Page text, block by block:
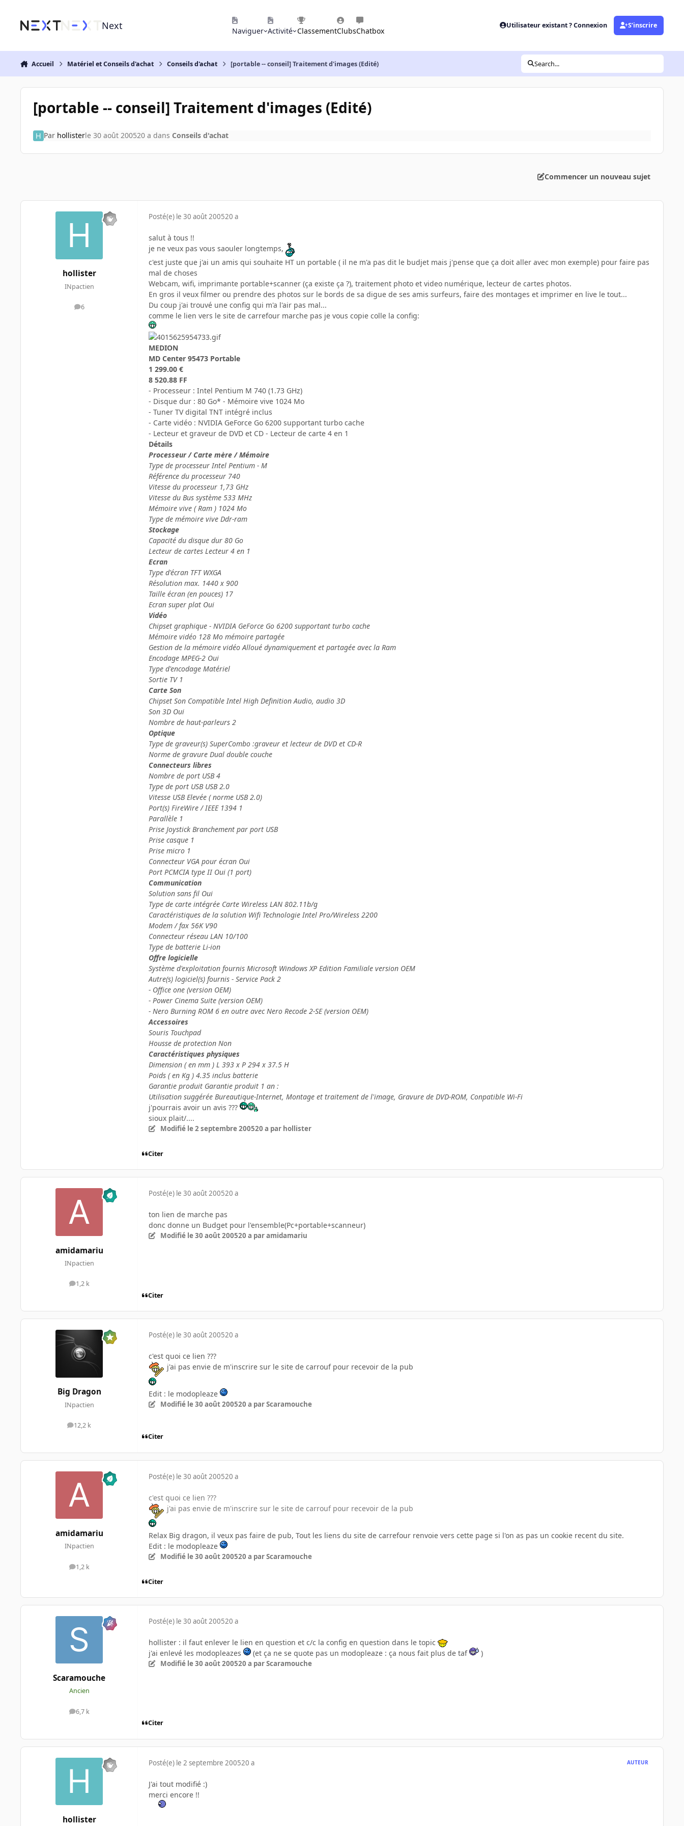
Next Naviguer Activité ClassementClubsChatbox
Utilisateur existant ? Connexion S’inscrire
Accueil Matériel et Conseils d'achat Conseils d'achat [portable -- conseil] Traitement d'images (Edité) Search...
[portable -- conseil] Traitement d'images (Edité)
Par hollisterle 30 août 200520 a dans Conseils d'achat
Commencer un nouveau sujet
hollister
INpactien
6
messages
Posté(e) le 30 août 200520 a
salut à tous !!
je ne veux pas vous saouler longtemps,
c'est juste que j'ai un amis qui souhaite HT un portable ( il ne m'a pas dit le budjet mais j'pense que ça doit aller avec mon exemple) pour faire pas
mal de choses
Webcam, wifi, imprimante portable+scanner (ça existe ça ?), traitement photo et video numérique, lecteur de cartes photos.
En gros il veux filmer ou prendre des photos sur le bords de sa digue de ses amis surfeurs, faire des montages et imprimer en live le tout...
Du coup j'ai trouvé une config qui m'a l'air pas mal...
comme le lien vers le site de carrefour marche pas je vous copie colle la config:
MEDION
MD Center 95473 Portable
1 299.00 €
8 520.88 FF
- Processeur : Intel Pentium M 740 (1.73 GHz)
- Disque dur : 80 Go* - Mémoire vive 1024 Mo
- Tuner TV digital TNT intégré inclus
- Carte vidéo : NVIDIA GeForce Go 6200 supportant turbo cache
- Lecteur et graveur de DVD et CD - Lecteur de carte 4 en 1
Détails
Processeur / Carte mère / Mémoire
Type de processeur Intel Pentium - M
Référence du processeur 740
Vitesse du processeur 1,73 GHz
Vitesse du Bus système 533 MHz
Mémoire vive ( Ram ) 1024 Mo
Type de mémoire vive Ddr-ram
Stockage
Capacité du disque dur 80 Go
Lecteur de cartes Lecteur 4 en 1
Ecran
Type d'écran TFT WXGA
Résolution max. 1440 x 900
Taille écran (en pouces) 17
Ecran super plat Oui
Vidéo
Chipset graphique - NVIDIA GeForce Go 6200 supportant turbo cache
Mémoire vidéo 128 Mo mémoire partagée
Gestion de la mémoire vidéo Alloué dynamiquement et partagée avec la Ram
Encodage MPEG-2 Oui
Type d'encodage Matériel
Sortie TV 1
Carte Son
Chipset Son Compatible Intel High Definition Audio, audio 3D
Son 3D Oui
Nombre de haut-parleurs 2
Optique
Type de graveur(s) SuperCombo :graveur et lecteur de DVD et CD-R
Norme de gravure Dual double couche
Connecteurs libres
Nombre de port USB 4
Type de port USB USB 2.0
Vitesse USB Elevée ( norme USB 2.0)
Port(s) FireWire / IEEE 1394 1
Parallèle 1
Prise Joystick Branchement par port USB
Prise casque 1
Prise micro 1
Connecteur VGA pour écran Oui
Port PCMCIA type II Oui (1 port)
Communication
Solution sans fil Oui
Type de carte intégrée Carte Wireless LAN 802.11b/g
Caractéristiques de la solution Wifi Technologie Intel Pro/Wireless 2200
Modem / fax 56K V90
Connecteur réseau LAN 10/100
Type de batterie Li-ion
Offre logicielle
Système d'exploitation fournis Microsoft Windows XP Edition Familiale version OEM
Autre(s) logiciel(s) fournis - Service Pack 2
- Office one (version OEM)
- Power Cinema Suite (version OEM)
- Nero Burning ROM 6 en outre avec Nero Recode 2-SE (version OEM)
Accessoires
Souris Touchpad
Housse de protection Non
Caractéristiques physiques
Dimension ( en mm ) L 393 x P 294 x 37.5 H
Poids ( en Kg ) 4.35 inclus batterie
Garantie produit Garantie produit 1 an :
Utilisation suggérée Bureautique-Internet, Montage et traitement de l'image, Gravure de DVD-ROM, Conpatible Wi-Fi
j'pourrais avoir un avis ???
sioux plait/....
Modifié le 2 septembre 200520 a par hollister
Citer
amidamariu
INpactien
1,2 k
messages
Posté(e) le 30 août 200520 a
ton lien de marche pas
donc donne un Budget pour l'ensemble(Pc+portable+scanneur)
Modifié le 30 août 200520 a par amidamariu
Citer
Big Dragon
INpactien
12,2 k
messages
Posté(e) le 30 août 200520 a
c'est quoi ce lien ???
j'ai pas envie de m'inscrire sur le site de carrouf pour recevoir de la pub
Edit : le modopleaze
Modifié le 30 août 200520 a par Scaramouche
Citer
amidamariu
INpactien
1,2 k
messages
Posté(e) le 30 août 200520 a
c'est quoi ce lien ???
j'ai pas envie de m'inscrire sur le site de carrouf pour recevoir de la pub
Relax Big dragon, il veux pas faire de pub, Tout les liens du site de carrefour renvoie vers cette page si l'on as pas un cookie recent du site.
Edit : le modopleaze
Modifié le 30 août 200520 a par Scaramouche
Citer
Scaramouche
Ancien
6,7 k
messages
Posté(e) le 30 août 200520 a
hollister : il faut enlever le lien en question et c/c la config en question dans le topic
j'ai enlevé les modopleazes
(et ça ne se quote pas un modopleaze : ça nous fait plus de taf )
Modifié le 30 août 200520 a par Scaramouche
Citer
hollister
Posté(e) le 2 septembre 200520 a AUTEUR
J'ai tout modifié :)
merci encore !!